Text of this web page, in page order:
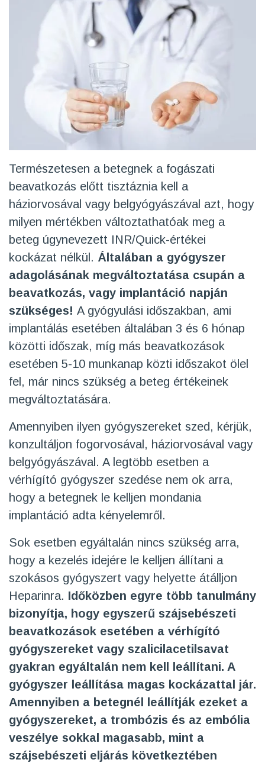
Természetesen a betegnek a fogászati
beavatkozás előtt tisztáznia kell a
háziorvosával vagy belgyógyászával azt, hogy
milyen mértékben változtathatóak meg a
beteg úgynevezett INR/Quick-értékei
kockázat nélkül. Általában a gyógyszer
adagolásának megváltoztatása csupán a
beavatkozás, vagy implantáció napján
szükséges! A gyógyulási időszakban, ami
implantálás esetében általában 3 és 6 hónap
közötti időszak, míg más beavatkozások
esetében 5-10 munkanap közti időszakot ölel
fel, már nincs szükség a beteg értékeinek
megváltoztatására.
Amennyiben ilyen gyógyszereket szed, kérjük,
konzultáljon fogorvosával, háziorvosával vagy
belgyógyászával. A legtöbb esetben a
vérhígító gyógyszer szedése nem ok arra,
hogy a betegnek le kelljen mondania
implantáció adta kényelemről.
Sok esetben egyáltalán nincs szükség arra,
hogy a kezelés idejére le kelljen állítani a
szokásos gyógyszert vagy helyette átálljon
Heparinra. Időközben egyre több tanulmány
bizonyítja, hogy egyszerű szájsebészeti
beavatkozások esetében a vérhígító
gyógyszereket vagy szalicilacetilsavat
gyakran egyáltalán nem kell leállítani. A
gyógyszer leállítása magas kockázattal jár.
Amennyiben a betegnél leállítják ezeket a
gyógyszereket, a trombózis és az embólia
veszélye sokkal magasabb, mint a
szájsebészeti eljárás következtében